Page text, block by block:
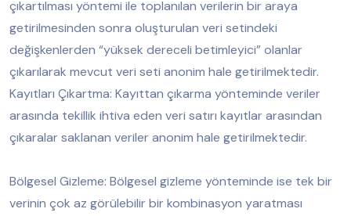
çıkartılması yöntemi ile toplanılan verilerin bir araya
getirilmesinden sonra oluşturulan veri setindeki
değişkenlerden “yüksek dereceli betimleyici” olanlar
çıkarılarak mevcut veri seti anonim hale getirilmektedir.
Kayıtları Çıkartma: Kayıttan çıkarma yönteminde veriler
arasında tekillik ihtiva eden veri satırı kayıtlar arasından
çıkaralar saklanan veriler anonim hale getirilmektedir.
Bölgesel Gizleme: Bölgesel gizleme yönteminde ise tek bir
verinin çok az görülebilir bir kombinasyon yaratması